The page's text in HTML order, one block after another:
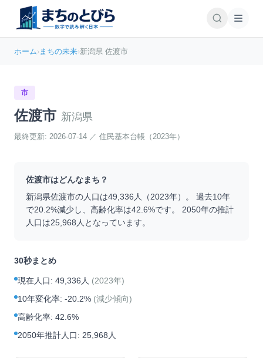
ホーム›まちの未来›新潟県 佐渡市
市
佐渡市 新潟県
最終更新: 2026-07-14 ／ 住民基本台帳（2023年）
佐渡市はどんなまち？
新潟県佐渡市の人口は49,336 人（2023年）。 過去10年
で20.2%減少し、高齢化率は42.6%です。 2050年の推計
人口は25,968 人となっています。
30秒まとめ
現在人口: 49,336人 (2023年)
10年変化率: -20.2% (減少傾向)
高齢化率: 42.6%
2050年推計人口: 25,968人